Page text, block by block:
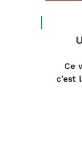
Ce
c’est